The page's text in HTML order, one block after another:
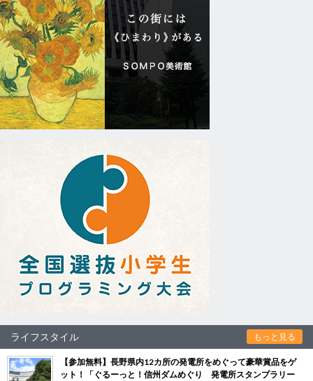
ライフスタイル もっと見る
【参加無料】長野県内12カ所の発電所をめぐって豪華賞品をゲ
ット！「ぐるーっと！信州ダムめぐり 発電所スタンプラリー